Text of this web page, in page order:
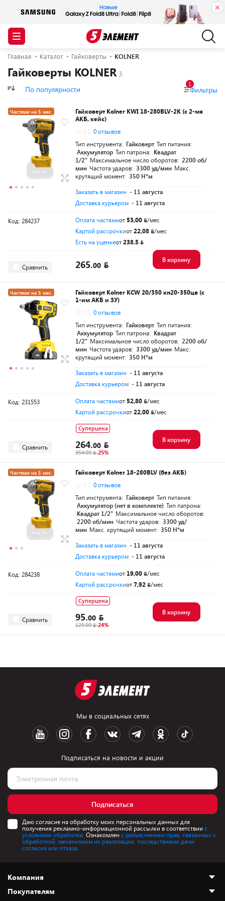
Главная Каталог Гайковерты KOLNER
Гайковерты KOLNER
По популярности Фильтры
1
Частями на 5 мес.
Гайковерт Kolner KWI 18-280BLV-2K (с 2-мя
АКБ, кейс)
0 отзывов
Тип инструмента: Гайковерт Тип питания:
Аккумулятор Тип патрона: Квадрат
1/2" Максимальное число оборотов: 2200 об/
мин Частота ударов: 3300 уд/мин Макс.
крутящий момент: 350 Н*м
Заказать в магазин - 11 августа
Доставка курьером - 11 августа
Код: 284237 Оплата частямиот 53,00
/мес
Картой рассрочкиот22,08
/мес
Есть на уценкеот238.5
Сравнить 265.00
В корзину
Частями на 5 мес.
Гайковерт Kolner KCW 20/350 кн20-350цв (с
1-им АКБ и ЗУ)
0 отзывов
Тип инструмента: Гайковерт Тип питания:
Аккумулятор Тип патрона: Квадрат
1/2" Максимальное число оборотов: 2200 об/
мин Частота ударов: 3300 уд/мин Макс.
крутящий момент: 350 Н*м
Заказать в магазин - 11 августа
Доставка курьером - 11 августа
Код: 231553 Оплата частямиот 52,80
/мес
Картой рассрочкиот22,00 /мес
Сравнить
Суперцена
264.00
354.00 -25%
В корзину
Частями на 5 мес.
Гайковерт Kolner 18-280BLV (без АКБ)
0 отзывов
Тип инструмента: Гайковерт Тип питания:
Аккумулятор (нет в комплекте) Тип патрона:
Квадрат 1/2" Максимальное число оборотов:
2200 об/мин Частота ударов: 3300 уд/
мин Макс. крутящий момент: 350 Н*м
Заказать в магазин - 11 августа
Доставка курьером - 11 августа
Код: 284238 Оплата частямиот 19,00
/мес
Картой рассрочкиот7,92 /мес
Сравнить
Суперцена
95.00
125.00 -24%
В корзину
Мы в социальных сетях
Подписаться на новости и акции
Подписаться
Даю согласие на обработку моих персональных данных для
получения рекламно-информационной рассылки в соответствии с
условиями обработки. Ознакомлен с разъяснением прав, связанных с
обработкой, механизмом их реализации, последствиями дачи
согласия или отказа.
Компания
О нас
Покупателям